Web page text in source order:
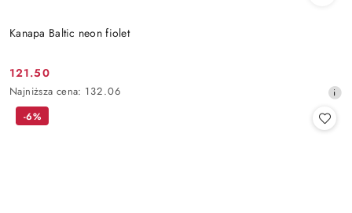
Kanapa Baltic neon fiolet
Cena
promocyjna:
121.50
Najniższa
cena
Najniższa cena: 132.06
-6%